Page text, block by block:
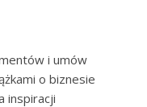
i umów
o biznesie
inspiracji